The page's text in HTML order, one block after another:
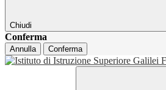
Chiudi
Conferma
Annulla Conferma